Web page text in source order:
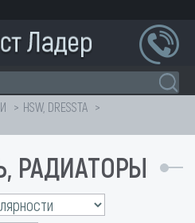
HSW, DRESSTA
РАДИАТОРЫ